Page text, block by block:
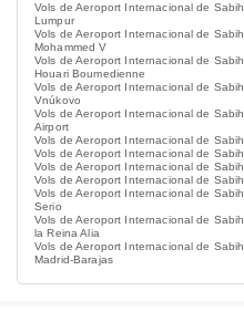
Vols de Aeroport Internacional de
Lumpur
Vols de Aeroport Internacional de
Mohammed V
Vols de Aeroport Internacional de
Houari Boumedienne
Vols de Aeroport Internacional de
Vnúkovo
Vols de Aeroport Internacional de
Airport
Vols de Aeroport Internacional de
Vols de Aeroport Internacional de
Vols de Aeroport Internacional de
Vols de Aeroport Internacional de
Vols de Aeroport Internacional de
Serio
Vols de Aeroport Internacional de
la Reina Alia
Vols de Aeroport Internacional de
Madrid-Barajas